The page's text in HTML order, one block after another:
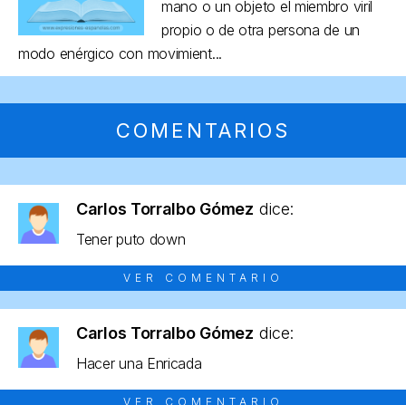
mano o un objeto el miembro viril
propio o de otra persona de un
modo enérgico con movimient...
COMENTARIOS
Carlos Torralbo Gómez dice:
Tener puto down
VER COMENTARIO
Carlos Torralbo Gómez dice:
Hacer una Enricada
VER COMENTARIO